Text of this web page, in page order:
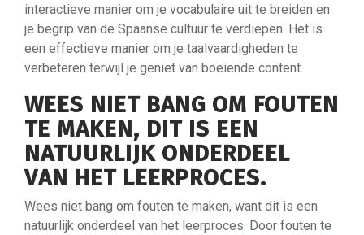
interactieve manier om je vocabulaire uit te breiden en
je begrip van de Spaanse cultuur te verdiepen. Het is
een effectieve manier om je taalvaardigheden te
verbeteren terwijl je geniet van boeiende content.
WEES NIET BANG OM FOUTEN
TE MAKEN, DIT IS EEN
NATUURLIJK ONDERDEEL
VAN HET LEERPROCES.
Wees niet bang om fouten te maken, want dit is een
natuurlijk onderdeel van het leerproces. Door fouten te